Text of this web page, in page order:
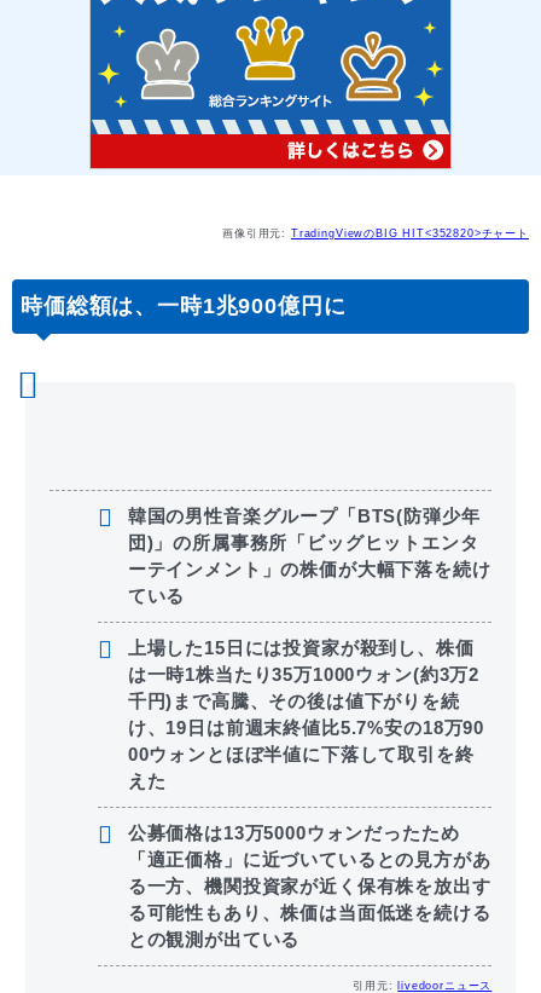
画像引用元: TradingViewのBIG HIT<352820>チャート
時価総額は、一時1兆900億円に
韓国の男性音楽グループ「BTS(防弾少年
団)」の所属事務所「ビッグヒットエンタ
ーテインメント」の株価が大幅下落を続け
ている
上場した15日には投資家が殺到し、株価
は一時1株当たり35万1000ウォン(約3万2
千円)まで高騰、その後は値下がりを続
け、19日は前週末終値比5.7%安の18万90
00ウォンとほぼ半値に下落して取引を終
えた
公募価格は13万5000ウォンだったため
「適正価格」に近づいているとの見方があ
る一方、機関投資家が近く保有株を放出す
る可能性もあり、株価は当面低迷を続ける
との観測が出ている
引用元: livedoorニュース